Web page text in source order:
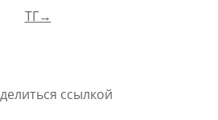
ТГ→
ссылкой